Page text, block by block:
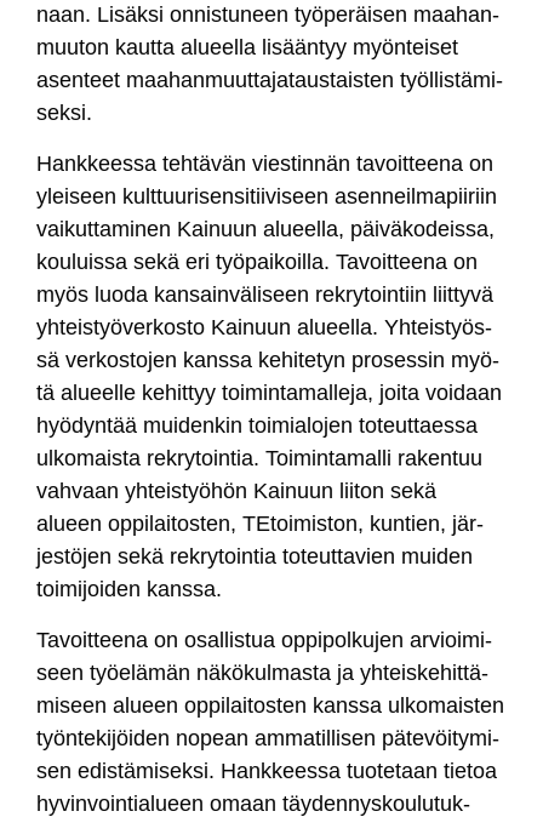
naan. Li­säk­si on­nis­tu­neen työ­pe­räi­sen maa­han­
muu­ton kaut­ta alueel­la li­sään­tyy myön­tei­set
asen­teet maa­han­muut­ta­ja­taus­tais­ten työl­lis­tä­mi­
sek­si.
Hank­kees­sa teh­tä­vän vies­tin­nän ta­voit­tee­na on
ylei­seen kult­tuu­ri­sen­si­tii­vi­seen asen­neil­ma­pii­riin
vai­kut­ta­mi­nen Kai­nuun alueel­la, päi­vä­ko­deis­sa,
kou­luis­sa se­kä eri työ­pai­koil­la. Ta­voit­tee­na on
myös luo­da kan­sain­vä­li­seen rek­ry­toin­tiin liit­ty­vä
yh­teis­työ­ver­kos­to Kai­nuun alueel­la. Yh­teis­työs­
sä ver­kos­to­jen kans­sa ke­hi­te­tyn pro­ses­sin myö­
tä alueel­le ke­hit­tyy toi­min­ta­mal­le­ja, joi­ta voi­daan
hyö­dyn­tää mui­den­kin toi­mia­lo­jen to­teut­taes­sa
ul­ko­mais­ta rek­ry­toin­tia. Toi­min­ta­mal­li ra­ken­tuu
vah­vaan yh­teis­työ­hön Kai­nuun lii­ton se­kä
alueen op­pi­lai­tos­ten, TE­toi­mis­ton, kun­tien, jär­
jes­tö­jen se­kä rek­ry­toin­tia to­teut­ta­vien mui­den
toi­mi­joi­den kans­sa.
Ta­voit­tee­na on osal­lis­tua op­pi­pol­ku­jen ar­vioi­mi­
seen työe­lä­män nä­kö­kul­mas­ta ja yh­teis­ke­hit­tä­
mi­seen alueen op­pi­lai­tos­ten kans­sa ul­ko­mais­ten
työn­te­ki­jöi­den no­pean am­ma­til­li­sen pä­te­vöi­ty­mi­
sen edis­tä­mi­sek­si. Hank­kees­sa tuo­te­taan tie­toa
hy­vin­voin­tia­lueen omaan täy­den­nys­kou­lu­tuk­